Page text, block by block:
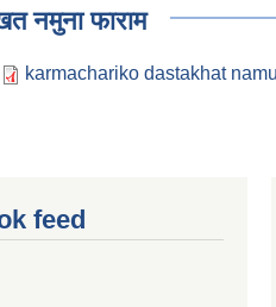
नमुना फाराम
karmachariko dastakhat
feed